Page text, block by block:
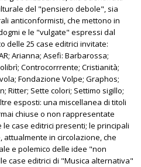
del "pensiero debole", sia
anticonformisti, che mettono in
e le "vulgate" espressi dal
delle 25 case editrici invitate:
Arianna; Asefi: Barbarossa;
Controcorrrente; Cristianità;
Fondazione Volpe; Graphos;
Ritter; Sette colori; Settimo sigillo;
esposti: una miscellanea di titoli
chiuse o non rappresentate
case editrici presenti; le principali
in circolazione, che
e polemico delle idee "non
case editrici di "Musica alternativa"